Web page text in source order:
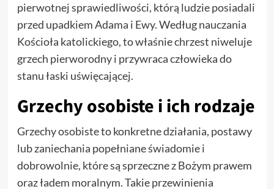
pierwotnej sprawiedliwości, którą ludzie posiadali
przed upadkiem Adama i Ewy. Według nauczania
Kościoła katolickiego, to właśnie chrzest niweluje
grzech pierworodny i przywraca człowieka do
stanu łaski uświęcającej.
Grzechy osobiste i ich rodzaje
Grzechy osobiste to konkretne działania, postawy
lub zaniechania popełniane świadomie i
dobrowolnie, które są sprzeczne z Bożym prawem
oraz ładem moralnym. Takie przewinienia